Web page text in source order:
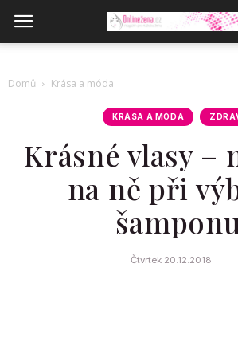
Domů Krása a móda
KRÁSA A MÓDA
Krásné vlasy –
na ně při
šamponu
Čtvrtek 20.12.2018